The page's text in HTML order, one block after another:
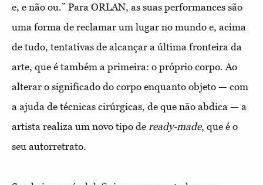
e, e não ou.” Para ORLAN, as suas performances são
uma forma de reclamar um lugar no mundo e, acima
de tudo, tentativas de alcançar a última fronteira da
arte, que é também a primeira: o próprio corpo. Ao
alterar o significado do corpo enquanto objeto — com
a ajuda de técnicas cirúrgicas, de que não abdica — a
artista realiza um novo tipo de ready-made, que é o
seu autorretrato.